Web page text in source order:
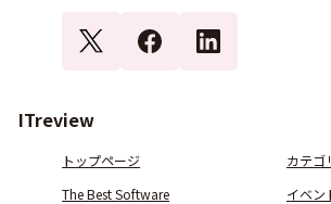
ITreview
トップページ
カテゴ
The Best Software
イベン